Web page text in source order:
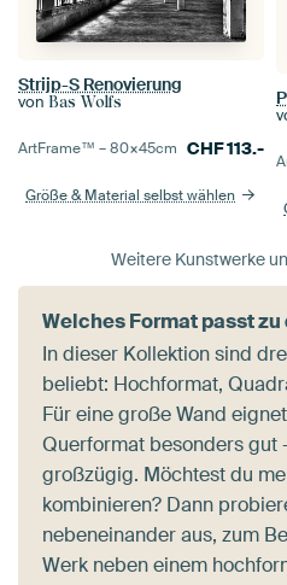
Strijp-S Renovierung
von Bas Wolfs
ArtFrame™ –80×45cm CHF113.-
Größe & Material selbst wählen
Weitere Kunstwerke
Welches Format passt zu
In dieser Kollektion sind
beliebt: Hochformat,
Für eine große Wand
Querformat besonders gut
großzügig. Möchtest du
kombinieren? Dann
nebeneinander aus, zum
Werk neben einem